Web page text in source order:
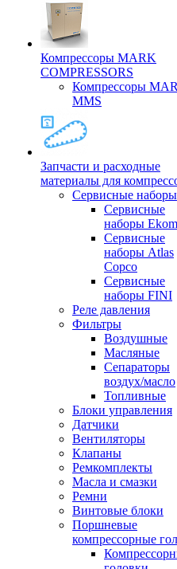
Компрессоры MARK
COMPRESSORS
Компрессоры
MMS
Запчасти и расходные
материалы для
Cервисные наборы
Сервисные
наборы
Cервисные
наборы Atlas
Copco
Сервисные
наборы FINI
Реле давления
Фильтры
Воздушные
Масляные
Сепараторы
воздух/масло
Топливные
Блоки управления
Датчики
Вентиляторы
Клапаны
Ремкомплекты
Масла и смазки
Ремни
Винтовые блоки
Поршневые
компрессорные